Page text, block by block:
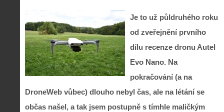
Je to už půldruhého roku
od zveřejnění prvního
dílu recenze dronu Autel
Evo Nano. Na
pokračování (a na
DroneWeb vůbec) dlouho nebyl čas, ale na létání se
občas našel, a tak jsem postupně s tímhle maličkým